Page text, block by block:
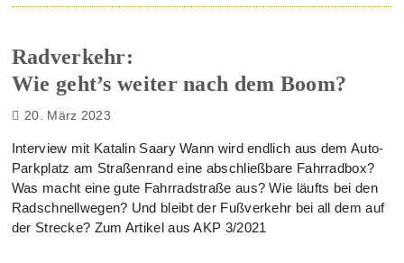
Radverkehr:
Wie geht’s weiter nach dem Boom?
20. März 2023
Interview mit Katalin Saary Wann wird endlich aus dem Auto-
Parkplatz am Straßenrand eine abschließbare Fahrradbox?
Was macht eine gute Fahrradstraße aus? Wie läufts bei den
Radschnellwegen? Und bleibt der Fußverkehr bei all dem auf
der Strecke? Zum Artikel aus AKP 3/2021